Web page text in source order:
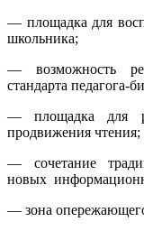
— площадка для
школьника;
— возможность
стандарта педагога-
— площадка для
продвижения чтения;
— сочетание
новых
— зона